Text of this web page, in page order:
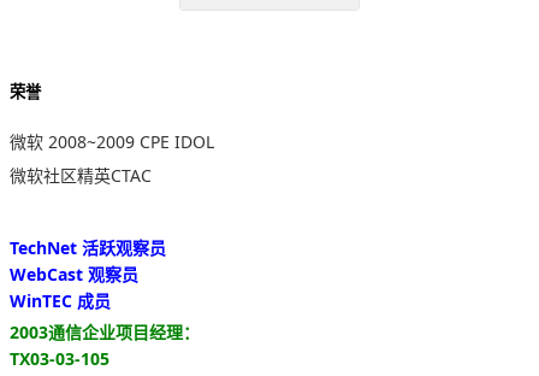
荣誉
微软 2008~2009 CPE IDOL
微软社区精英CTAC
TechNet 活跃观察员
WebCast 观察员
WinTEC 成员
2003通信企业项目经理：
TX03-03-105